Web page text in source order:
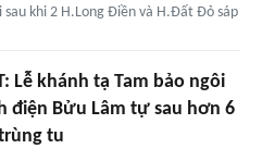
khi 2 H.Long Điền và H.Đất Đỏ sáp
Lễ khánh tạ Tam bảo ngôi
điện Bửu Lâm tự sau hơn 6
tu